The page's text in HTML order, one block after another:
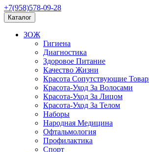
+7(958)578-09-28
Каталог
ЗОЖ
Гигиена
Диагностика
Здоровое Питание
Качество Жизни
Красота Сопутствующие
Красота-Уход За Волосами
Красота-Уход За Лицом
Красота-Уход За Телом
Наборы
Народная Медицина
Офтальмология
Профилактика
Спорт